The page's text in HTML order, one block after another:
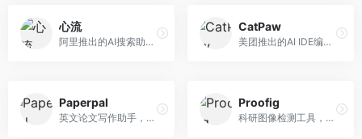
心流
阿里推出的AI搜索助手，专注于智能信息获取。面向普通用户，提供智能搜索、内容整理、知识问答等服务，与阿里生态深度整合。
CatPaw
美团推出的AI IDE编程工具，专注于本地开发生态。面向开发者，提供智能代码补全、代码生成、项目管理等服务，本地开发体验好。
Paperpal
英文论文写作助手，专注于学术英语润色。面向需要发表国际期刊的研究者，提供语法检查、学术表达优化、格式规范等服务，英语表达地道专业。
Proofig
科研图像检测工具，专注于学术图像完整性验证。面向科研人员，提供图像检测、重复分析、报告生成等服务，学术检测专业。